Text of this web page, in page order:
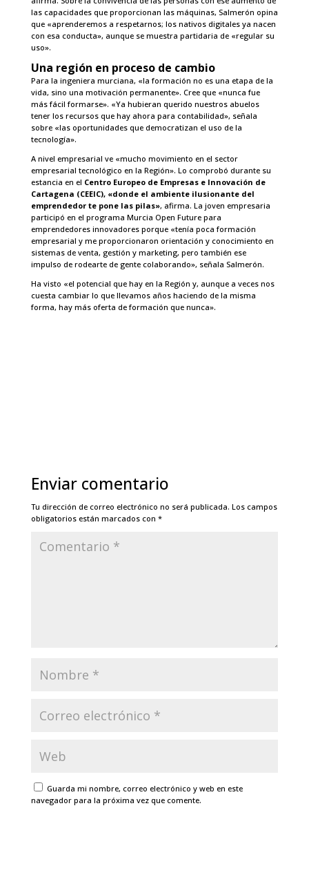
las capacidades que proporcionan las máquinas, Salmerón opina
que «aprenderemos a respetarnos; los nativos digitales ya nacen
con esa conducta», aunque se muestra partidaria de «regular su
uso».
Una región en proceso de cambio
Para la ingeniera murciana, «la formación no es una etapa de la
vida, sino una motivación permanente». Cree que «nunca fue
más fácil formarse». «Ya hubieran querido nuestros abuelos
tener los recursos que hay ahora para contabilidad», señala
sobre «las oportunidades que democratizan el uso de la
tecnología».
A nivel empresarial ve «mucho movimiento en el sector
empresarial tecnológico en la Región». Lo comprobó durante su
estancia en el Centro Europeo de Empresas e Innovación de
Cartagena (CEEIC), «donde el ambiente ilusionante del
emprendedor te pone las pilas», afirma. La joven empresaria
participó en el programa Murcia Open Future para
emprendedores innovadores porque «tenía poca formación
empresarial y me proporcionaron orientación y conocimiento en
sistemas de venta, gestión y marketing, pero también ese
impulso de rodearte de gente colaborando», señala Salmerón.
Ha visto «el potencial que hay en la Región y, aunque a veces nos
cuesta cambiar lo que llevamos años haciendo de la misma
forma, hay más oferta de formación que nunca».
Enviar comentario
Tu dirección de correo electrónico no será publicada. Los campos
obligatorios están marcados con *
Guarda mi nombre, correo electrónico y web en este
navegador para la próxima vez que comente.